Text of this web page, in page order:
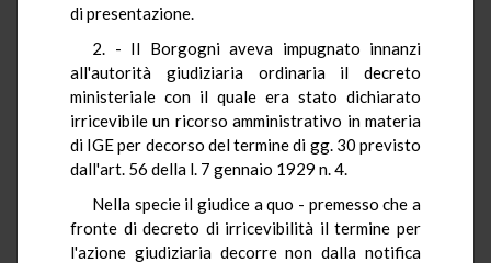
di presentazione.
2. - Il Borgogni aveva impugnato innanzi
all'autorità giudiziaria ordinaria il decreto
ministeriale con il quale era stato dichiarato
irricevibile un ricorso amministrativo in materia
di IGE per decorso del termine di gg. 30 previsto
dall'art. 56 della l. 7 gennaio 1929 n. 4.
Nella specie il giudice a quo - premesso che a
fronte di decreto di irricevibilità il termine per
l'azione giudiziaria decorre non dalla notifica